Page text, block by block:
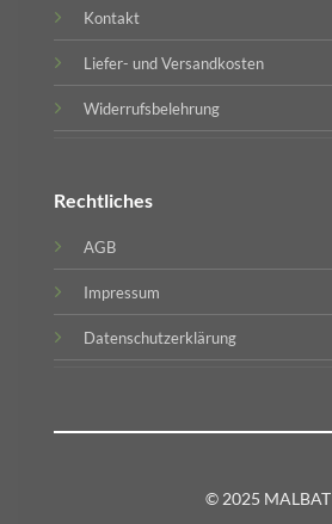
Kontakt
Liefer- und Versandkosten
Widerrufsbelehrung
Rechtliches
AGB
Impressum
Datenschutzerklärung
© 2025 MALBAT